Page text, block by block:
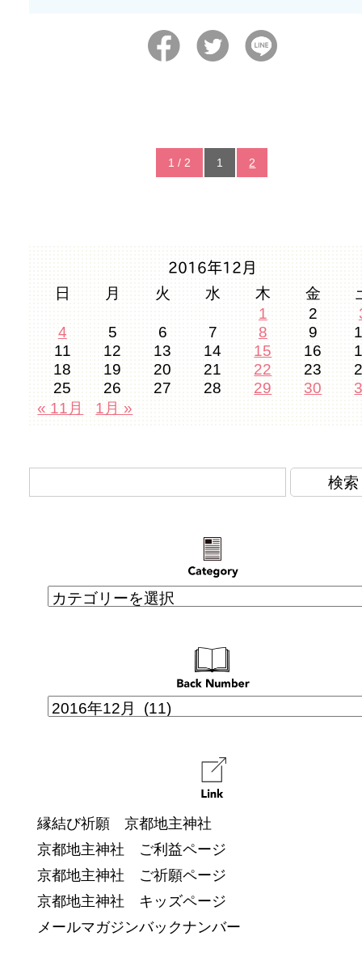
1 / 2 1 2
2016年12月
日 月 火 水 木 金
1
2
4
5 6 7 8 9
11
12 13 14 15 16
18
19 20 21 22 23
25
26 27 28 29 30
« 11月
1月 »
縁結び祈願 京都地主神社
京都地主神社 ご利益ページ
京都地主神社 ご祈願ページ
京都地主神社 キッズページ
メールマガジンバックナンバー